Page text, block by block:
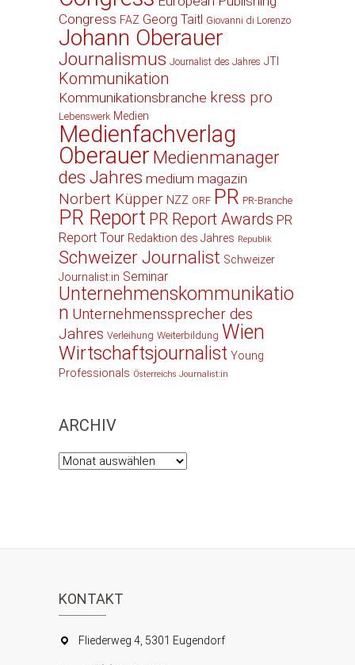
Congress FAZ Georg Taitl Giovanni di Lorenzo
Johann Oberauer
Journalismus Journalist des Jahres JTI
Kommunikation
Kommunikationsbranche kress pro
Lebenswerk Medien
Medienfachverlag
Oberauer Medienmanager
des Jahres medium magazin
Norbert Küpper NZZ ORF PR PR-Branche
PR Report PR Report Awards PR
Report Tour Redaktion des Jahres Republik
Schweizer Journalist Schweizer
Journalist:in Seminar
Unternehmenskommunikatio
n Unternehmenssprecher des
Jahres Verleihung Weiterbildung Wien
Wirtschaftsjournalist Young
Professionals Österreichs Journalist:in
ARCHIV
Archiv
KONTAKT
Fliederweg 4, 5301 Eugendorf